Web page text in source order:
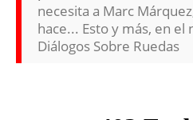
necesita a Marc
hace... Esto y más, en el
Diálogos Sobre Ruedas